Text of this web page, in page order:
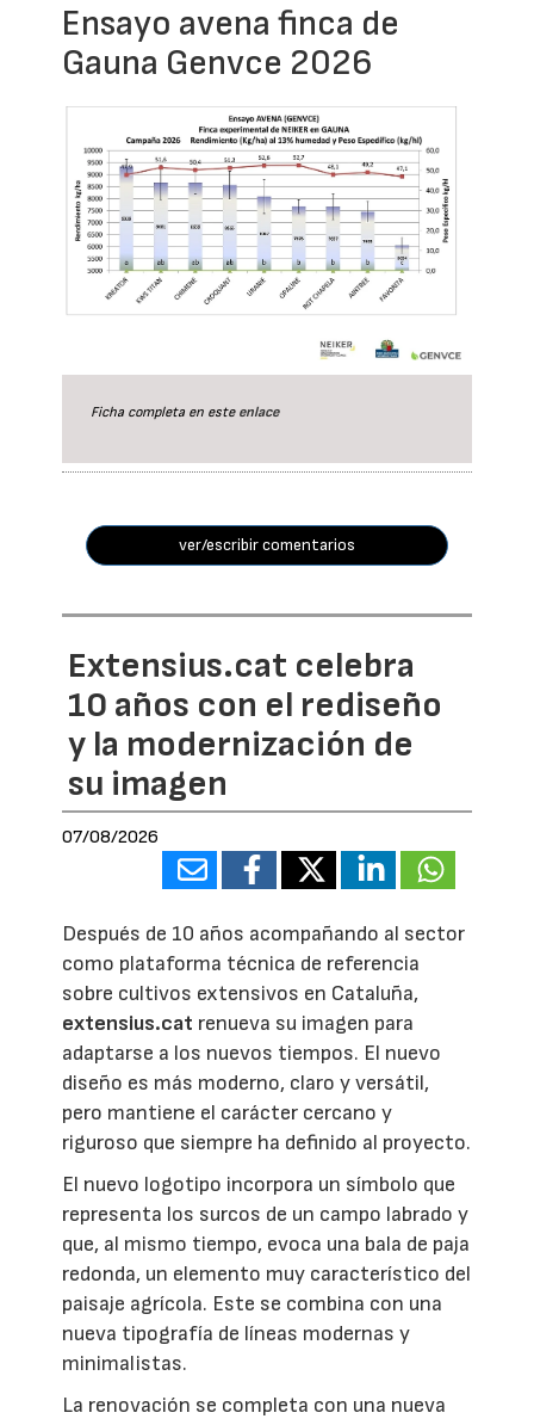
Ensayo avena finca de
Gauna Genvce 2026
Ficha completa en este enlace
ver/escribir comentarios
Extensius.cat celebra
10 años con el rediseño
y la modernización de
su imagen
07/08/2026
Después de 10 años acompañando al sector
como plataforma técnica de referencia
sobre cultivos extensivos en Cataluña,
extensius.cat renueva su imagen para
adaptarse a los nuevos tiempos. El nuevo
diseño es más moderno, claro y versátil,
pero mantiene el carácter cercano y
riguroso que siempre ha definido al proyecto.
El nuevo logotipo incorpora un símbolo que
representa los surcos de un campo labrado y
que, al mismo tiempo, evoca una bala de paja
redonda, un elemento muy característico del
paisaje agrícola. Este se combina con una
nueva tipografía de líneas modernas y
minimalistas.
La renovación se completa con una nueva